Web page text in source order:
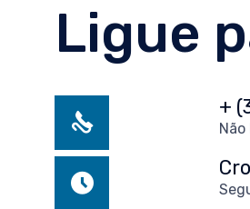
Ligue
+